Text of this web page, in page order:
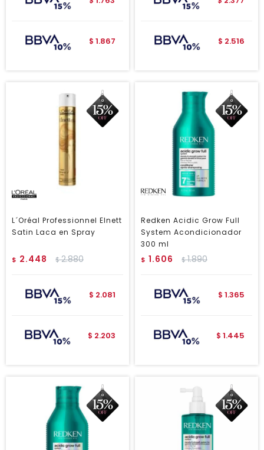
$ 1.867 $ 2.516
L´Oréal Professionnel Elnett
Satin Laca en Spray
$ 2.448 $2.880
$ 2.081
$ 2.203
Redken Acidic Grow Full
System Acondicionador
300 ml
$ 1.606 $1.890
$ 1.365
$ 1.445